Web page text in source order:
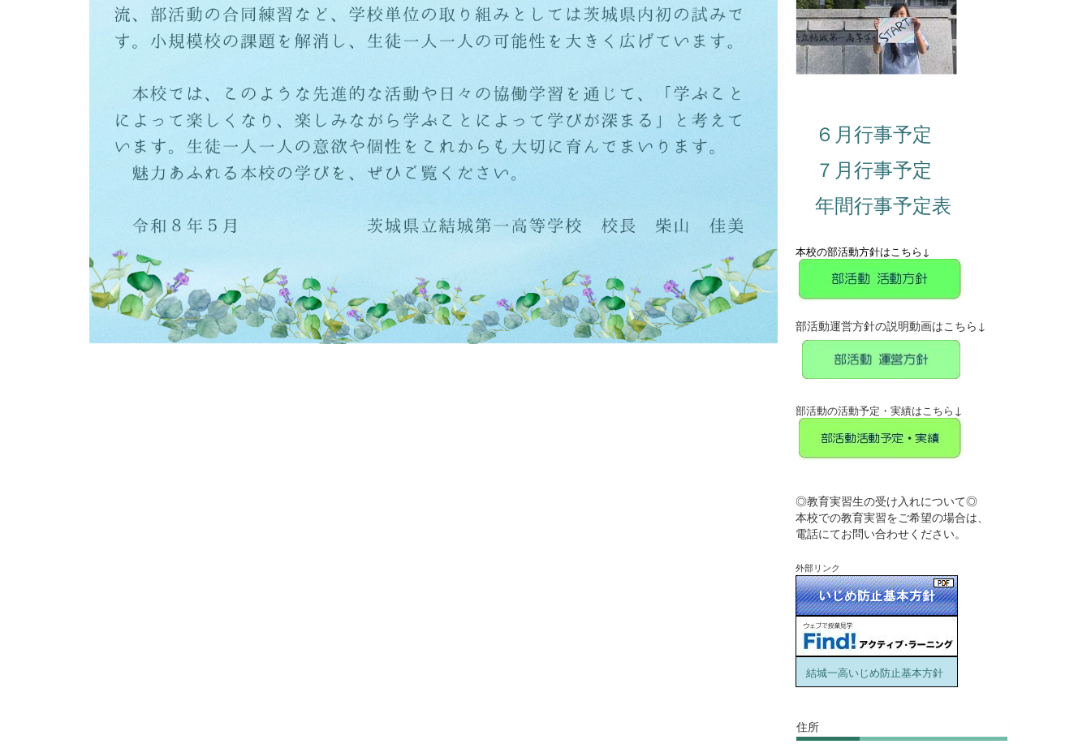
６月行事予定
７月行事予定
年間行事予定表
本校の部活動方針はこちら↓
部活動運営方針の説明動画はこちら↓
部活動の活動予定・実績はこちら ↓
◎教育実習生の受け入れについて◎
本校での教育実習をご希望の場合は、
電話にてお問い合わせください。
外部リンク
結城一高いじめ防止基本方針
住所